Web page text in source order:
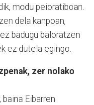
modu peioratiboan.
dela kanpoan,
badugu baloratzen
ez dutela egingo.
zer nolako
Eibarren